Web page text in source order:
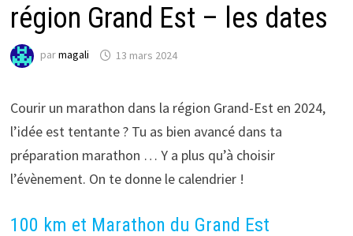
région Grand Est – les dates
parmagali 13 mars 2024
Courir un marathon dans la région Grand-Est en 2024,
l’idée est tentante ? Tu as bien avancé dans ta
préparation marathon … Y a plus qu’à choisir
l’évènement. On te donne le calendrier !
100 km et Marathon du Grand Est